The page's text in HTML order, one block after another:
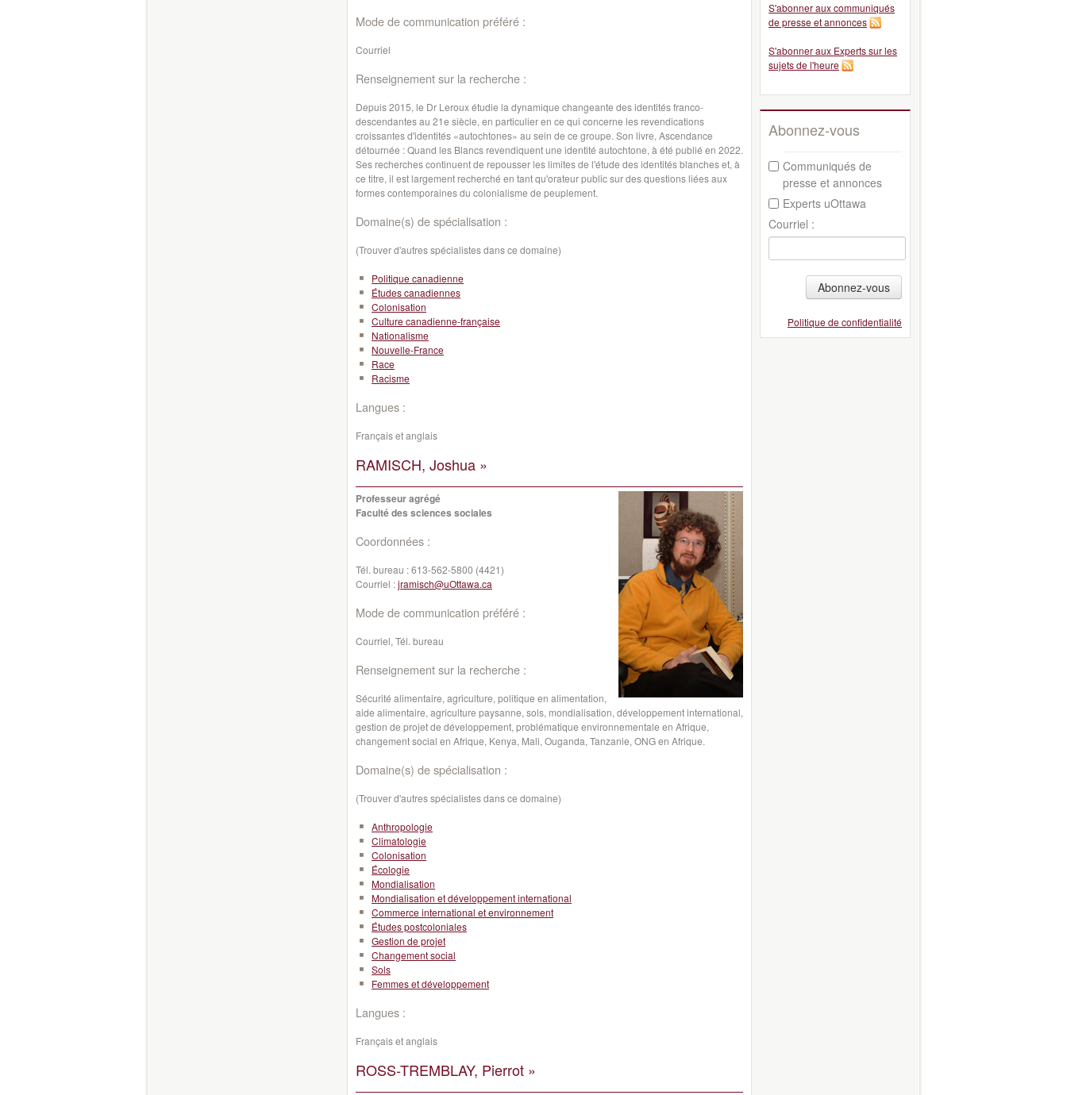
Mode de communication préféré :
Courriel
Renseignement sur la recherche :
Depuis 2015, le Dr Leroux étudie la dynamique changeante des identités franco-
descendantes au 21e siècle, en particulier en ce qui concerne les revendications
croissantes d'identités «autochtones» au sein de ce groupe. Son livre, Ascendance
détournée : Quand les Blancs revendiquent une identité autochtone, à été publié en 2022.
Ses recherches continuent de repousser les limites de l'étude des identités blanches et, à
ce titre, il est largement recherché en tant qu'orateur public sur des questions liées aux
formes contemporaines du colonialisme de peuplement.
Domaine(s) de spécialisation :
(Trouver d'autres spécialistes dans ce domaine)
Politique canadienne
Études canadiennes
Colonisation
Culture canadienne-française
Nationalisme
Nouvelle-France
Race
Racisme
Langues :
Français et anglais
RAMISCH, Joshua »
Professeur agrégé
Faculté des sciences sociales
Coordonnées :
Tél. bureau :613-562-5800 (4421)
Courriel :jramisch@uOttawa.ca
Mode de communication préféré :
Courriel, Tél. bureau
Renseignement sur la recherche :
Sécurité alimentaire, agriculture, politique en alimentation,
aide alimentaire, agriculture paysanne, sols, mondialisation, développement international,
gestion de projet de développement, problématique environnementale en Afrique,
changement social en Afrique, Kenya, Mali, Ouganda, Tanzanie, ONG en Afrique.
Domaine(s) de spécialisation :
(Trouver d'autres spécialistes dans ce domaine)
Anthropologie
Climatologie
Colonisation
Écologie
Mondialisation
Mondialisation et développement international
Commerce international et environnement
Études postcoloniales
Gestion de projet
Changement social
Sols
Femmes et développement
Langues :
Français et anglais
ROSS-TREMBLAY, Pierrot »
S'abonner aux communiqués
de presse et annonces
S'abonner aux Experts sur les
sujets de l'heure
Abonnez-vous
Communiqués de
presse et annonces
Experts uOttawa
Courriel :
Abonnez-vous
Politique de confidentialité